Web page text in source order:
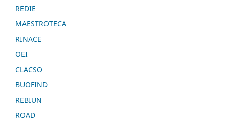
REDIE
MAESTROTECA
RINACE
OEI
CLACSO
BUOFIND
REBIUN
ROAD